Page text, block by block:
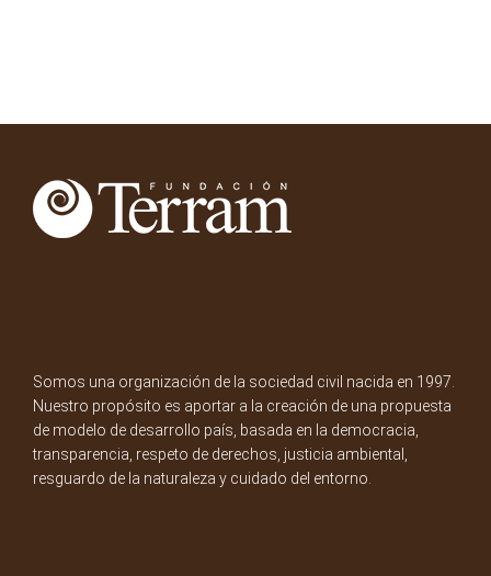
Somos una organización de la sociedad civil nacida en 1997.
Nuestro propósito es aportar a la creación de una propuesta
de modelo de desarrollo país, basada en la democracia,
transparencia, respeto de derechos, justicia ambiental,
resguardo de la naturaleza y cuidado del entorno.